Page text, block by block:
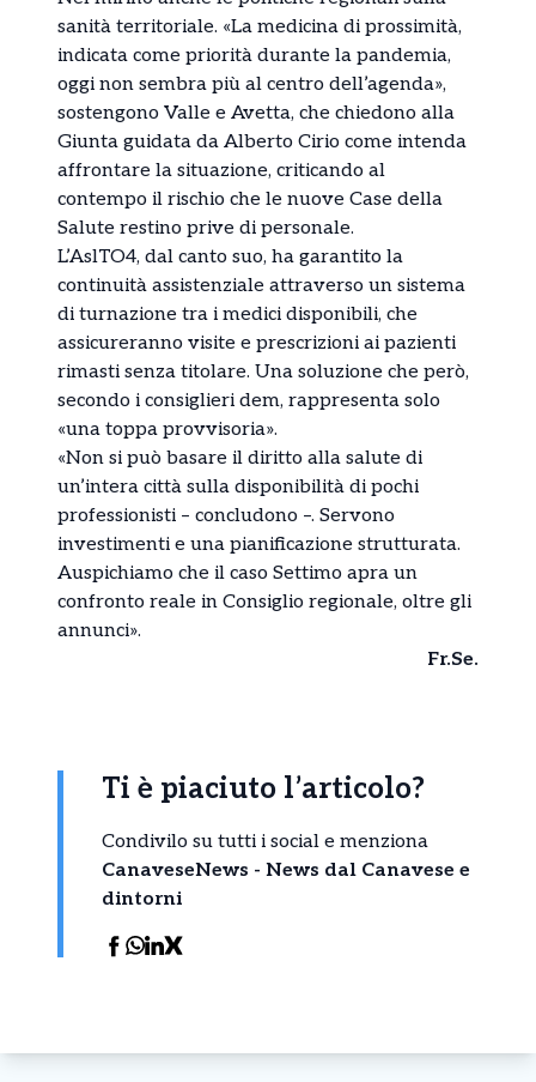
sanità territoriale. «La medicina di prossimità,
indicata come priorità durante la pandemia,
oggi non sembra più al centro dell’agenda»,
sostengono Valle e Avetta, che chiedono alla
Giunta guidata da Alberto Cirio come intenda
affrontare la situazione, criticando al
contempo il rischio che le nuove Case della
Salute restino prive di personale.
L’AslTO4, dal canto suo, ha garantito la
continuità assistenziale attraverso un sistema
di turnazione tra i medici disponibili, che
assicureranno visite e prescrizioni ai pazienti
rimasti senza titolare. Una soluzione che però,
secondo i consiglieri dem, rappresenta solo
«una toppa provvisoria».
«Non si può basare il diritto alla salute di
un’intera città sulla disponibilità di pochi
professionisti – concludono –. Servono
investimenti e una pianificazione strutturata.
Auspichiamo che il caso Settimo apra un
confronto reale in Consiglio regionale, oltre gli
annunci».
Fr.Se.
Ti è piaciuto l’articolo?
Condivilo su tutti i social e menziona
CanaveseNews - News dal Canavese e
dintorni